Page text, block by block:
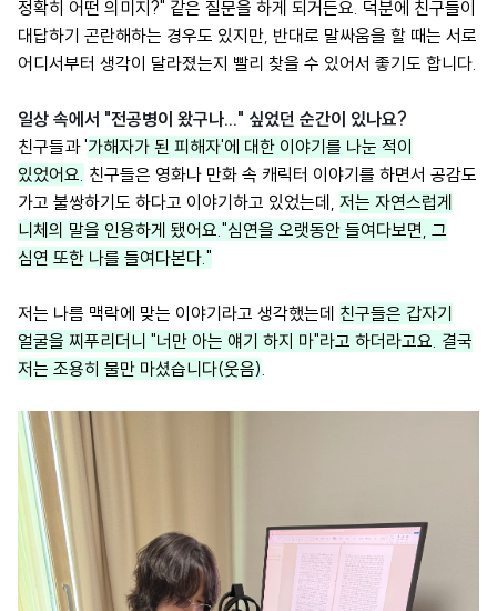
정확히 어떤 의미지?" 같은 질문을 하게 되거든요. 덕분에 친구들이
대답하기 곤란해하는 경우도 있지만, 반대로 말싸움을 할 때는 서로
어디서부터 생각이 달라졌는지 빨리 찾을 수 있어서 좋기도 합니다.
일상 속에서 "전공병이 왔구나..." 싶었던 순간이 있나요?
친구들과 '가해자가 된 피해자'에 대한 이야기를 나눈 적이
있었어요. 친구들은 영화나 만화 속 캐릭터 이야기를 하면서 공감도
가고 불쌍하기도 하다고 이야기하고 있었는데, 저는 자연스럽게
니체의 말을 인용하게 됐어요."심연을 오랫동안 들여다보면, 그
심연 또한 나를 들여다본다."
저는 나름 맥락에 맞는 이야기라고 생각했는데 친구들은 갑자기
얼굴을 찌푸리더니 "너만 아는 얘기 하지 마"라고 하더라고요. 결국
저는 조용히 물만 마셨습니다(웃음).